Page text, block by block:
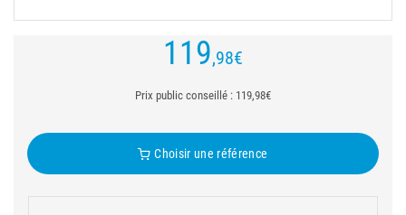
119,98€
Prix public conseillé : 119,98€
Choisir une référence